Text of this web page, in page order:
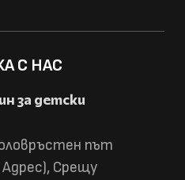
С НАС
за детски
път
Срещу